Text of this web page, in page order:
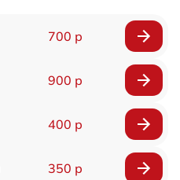
700 р
900 р
400 р
350 р